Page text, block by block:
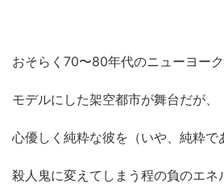
おそらく70〜80年代のニューヨー
モデルにした架空都市が舞台だが、
心優しく純粋な彼を（いや、純粋で
殺人鬼に変えてしまう程の負のエネ